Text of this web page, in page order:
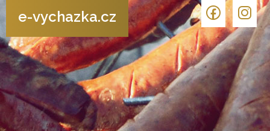
e-vychazka.cz